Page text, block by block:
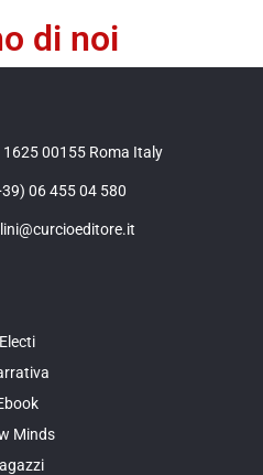
di noi
00155 Roma Italy
06 455 04 580
Electi
Minds